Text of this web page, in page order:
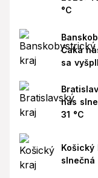
°C
Čaká
sa
nás
31 °C
Košický
slnečná